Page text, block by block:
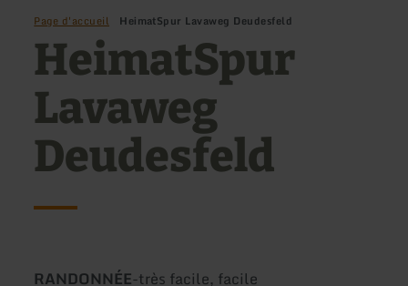
Page d'accueil HeimatSpur Lavaweg Deudesfeld
HeimatSpur
Lavaweg
Deudesfeld
Type
RANDONNÉE-Difficulté:
très facile, facile